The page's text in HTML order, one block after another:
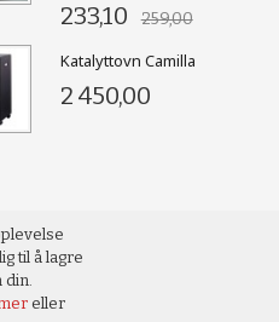
233,10 259,00
Katalyttovn Camilla
2 450,00
til å lagre
eller